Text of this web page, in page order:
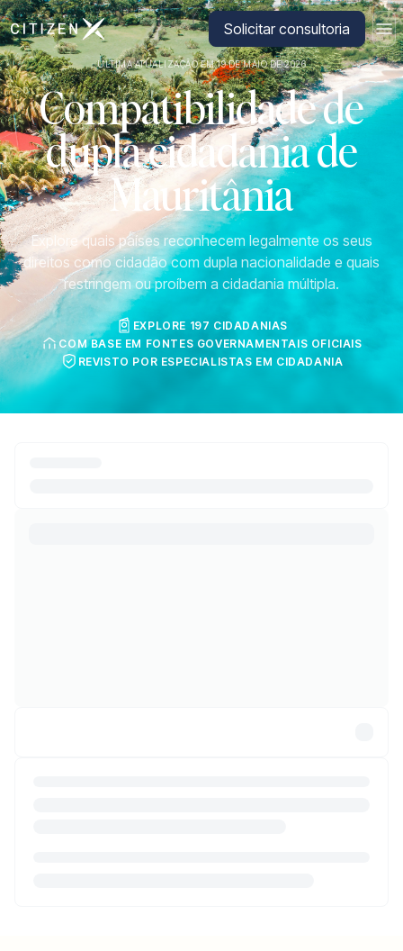
Ir para a página inicial da CitizenX Solicitar consultoria
ÚLTIMA ATUALIZAÇÃO EM 19 DE MAIO DE 2026
Compatibilidade de
dupla cidadania de
Mauritânia
Explore quais países reconhecem legalmente os seus
direitos como cidadão com dupla nacionalidade e quais
restringem ou proíbem a cidadania múltipla.
EXPLORE 197 CIDADANIAS
COM BASE EM FONTES GOVERNAMENTAIS OFICIAIS
REVISTO POR ESPECIALISTAS EM CIDADANIA